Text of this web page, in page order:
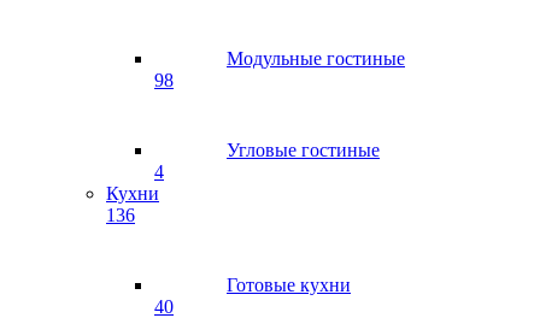
Модульные гостиные
98
Угловые гостиные
4
Кухни
136
Готовые кухни
40